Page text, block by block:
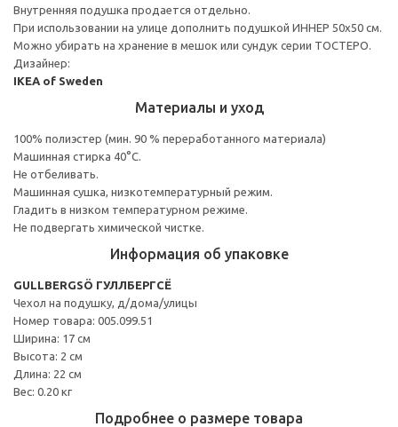
Внутренняя подушка продается отдельно.
При использовании на улице дополнить подушкой ИННЕР 50x50 см.
Можно убирать на хранение в мешок или сундук серии ТОСТЕРО.
Дизайнер:
IKEA of Sweden
Материалы и уход
100% полиэстер (мин. 90 % переработанного материала)
Машинная стирка 40°С.
Не отбеливать.
Машинная сушка, низкотемпературный режим.
Гладить в низком температурном режиме.
Не подвергать химической чистке.
Информация об упаковке
GULLBERGSÖ ГУЛЛБЕРГСЁ
Чехол на подушку, д/дома/улицы
Номер товара: 005.099.51
Ширина: 17 см
Высота: 2 см
Длина: 22 см
Вес: 0.20 кг
Подробнее о размере товара